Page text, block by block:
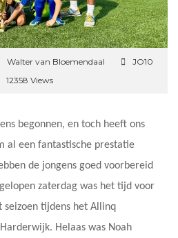
Walter van Bloemendaal
JO10
12358 Views
begonnen, en toch heeft ons
al een fantastische prestatie
de jongens goed voorbereid
zaterdag was het tijd voor
seizoen tijdens het Allinq
Helaas was Noah